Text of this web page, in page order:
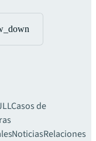
Casos de
NoticiasRelaciones